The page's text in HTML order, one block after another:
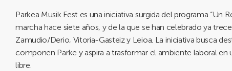
Parkea Musik Fest es una iniciativa surgida del programa “Un
marcha hace siete años, y de la que se han celebrado ya
Zamudio/Derio, Vitoria-Gasteiz y Leioa. La iniciativa busca
componen Parke y aspira a trasformar el ambiente laboral
libre.